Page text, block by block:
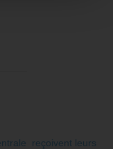
reçoivent leurs